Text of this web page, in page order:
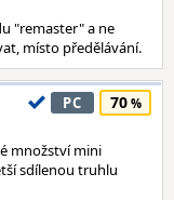
"remaster" a ne
místo předělávání.
PC 70
množství mini
sdílenou truhlu